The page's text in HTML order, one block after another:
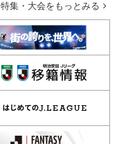
特集・大会をもっとみる